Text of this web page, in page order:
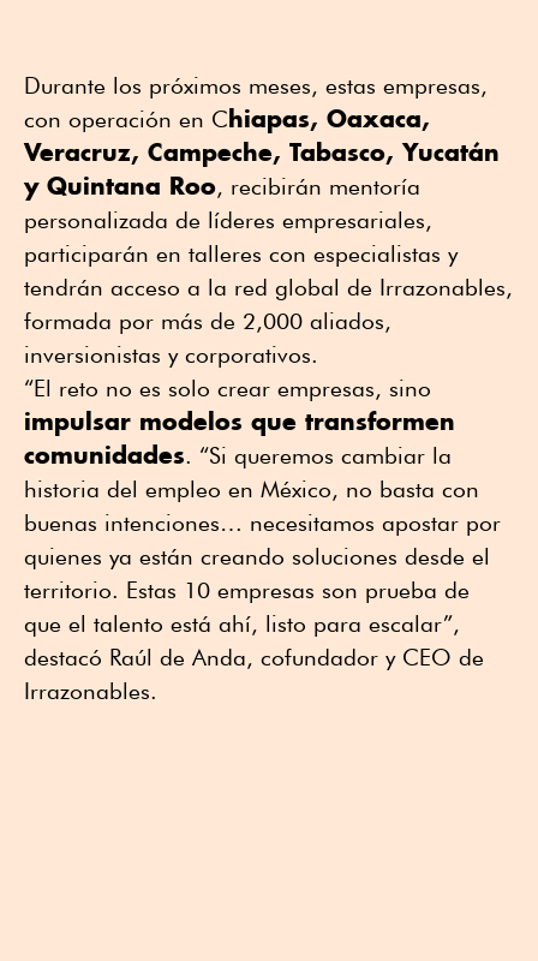
Durante los próximos meses, estas empresas,
con operación en C hiapas, Oaxaca,
Veracruz, Campeche, Tabasco, Yucatán
y Quintana Roo, recibirán mentoría
personalizada de líderes empresariales,
participarán en talleres con especialistas y
tendrán acceso a la red global de Irrazonables,
formada por más de 2,000 aliados,
inversionistas y corporativos.
“El reto no es solo crear empresas, sino
impulsar modelos que transformen
comunidades. “Si queremos cambiar la
historia del empleo en México, no basta con
buenas intenciones… necesitamos apostar por
quienes ya están creando soluciones desde el
territorio. Estas 10 empresas son prueba de
que el talento está ahí, listo para escalar”,
destacó Raúl de Anda, cofundador y CEO de
Irrazonables.